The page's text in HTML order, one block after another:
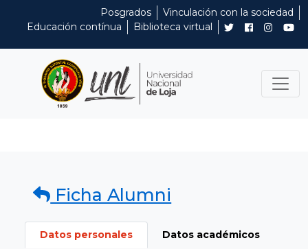
Posgrados
Vinculación con la sociedad
Educación contínua
Biblioteca virtual
Ficha Alumni
Datos personales Datos académicos